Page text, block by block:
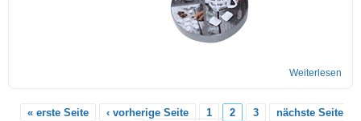
Weiterlesen
« erste Seite ‹ vorherige Seite 1 2 3
nächste Seite